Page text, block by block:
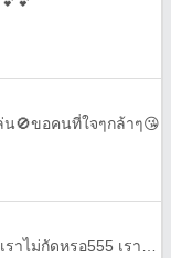
น🚫ขอคนที่ใจๆกล้าๆ😘